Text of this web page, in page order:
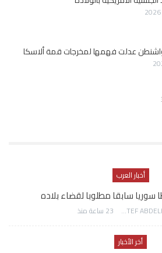
عدلت فهمها لمخرجات قمة ألاسكا
أخبار العرب
سوريا سابقا مطلوبا لقضاء بلاده
AWATEF ABDELHAMED 23 ساعة منذ
أخر الأخبار